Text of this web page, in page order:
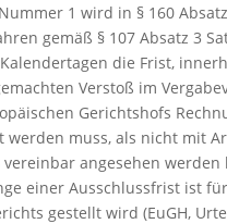
1 wird in § 160
gemäß § 107 Absatz 3
die Frist,
Verstoß im
Gerichtshofs
muss, als nicht mit
angesehen werden
einer Ausschlussfrist ist
gestellt wird (EuGH,